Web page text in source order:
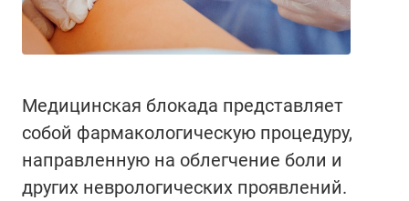
Медицинская блокада представляет
собой фармакологическую процедуру,
направленную на облегчение боли и
других неврологических проявлений.